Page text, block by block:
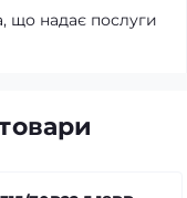
що надає послуги